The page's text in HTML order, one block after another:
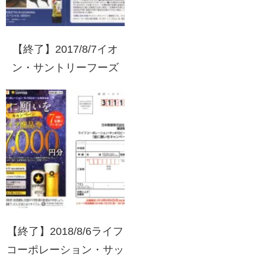
【終了】2017/8/7イオ
ン・サントリーフーズ
ペット必要数ご購入で絶
対もらえる!!キャンペー
ン
【終了】2018/8/6ライフ
コーポレーション・サッ